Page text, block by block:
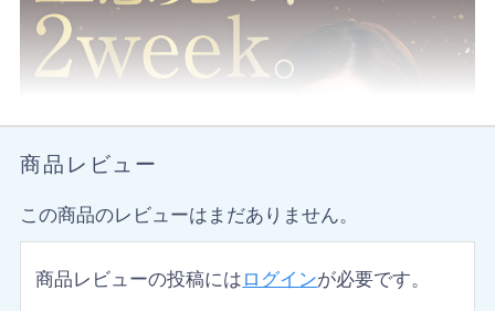
商品レビュー
この商品のレビューはまだありません。
商品レビューの投稿には ログインが必要です。